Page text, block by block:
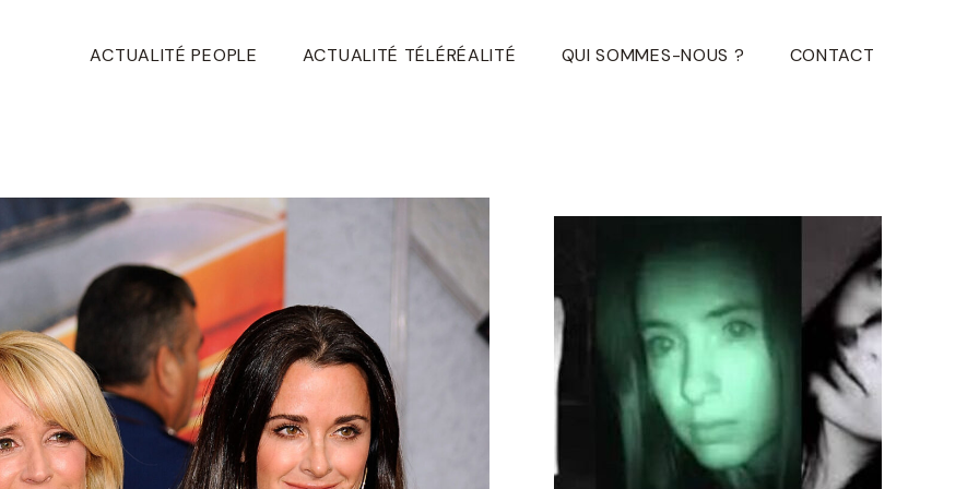
ACTUALITÉ PEOPLE ACTUALITÉ TÉLÉRÉALITÉ QUI SOMMES-NOUS ? CONTACT